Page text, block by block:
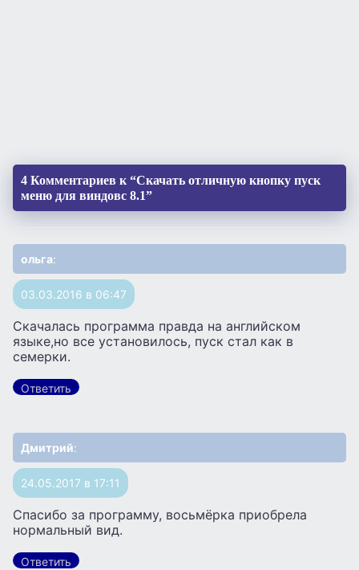
4 Комментариев к “Скачать отличную кнопку пуск
меню для виндовс 8.1”
ольга:
03.03.2016 в 06:47
Скачалась программа правда на английском
языке,но все установилось, пуск стал как в
семерки.
Ответить
Дмитрий:
24.05.2017 в 17:11
Спасибо за программу, восьмёрка приобрела
нормальный вид.
Ответить